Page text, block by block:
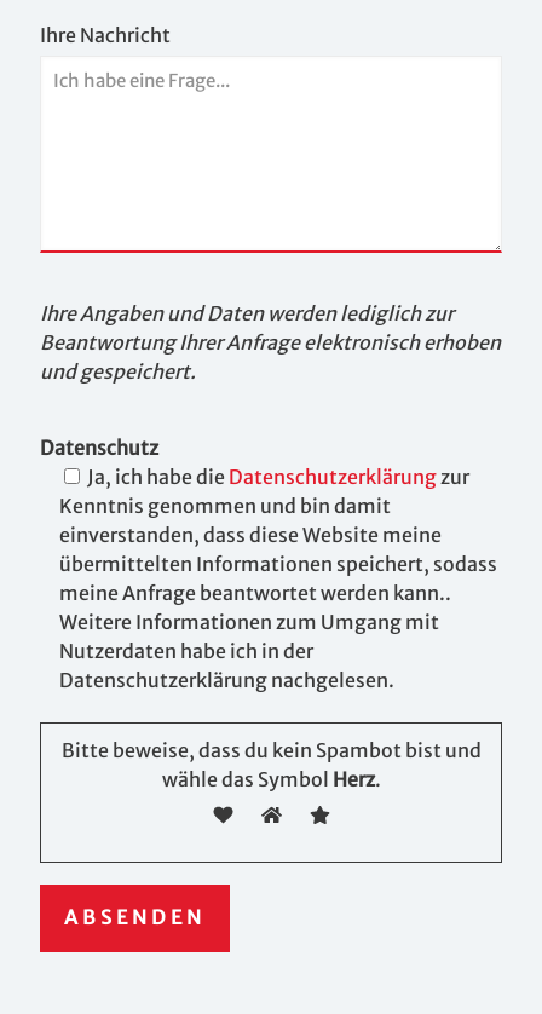
Ihre Nachricht
Ihre Angaben und Daten werden lediglich zur
Beantwortung Ihrer Anfrage elektronisch erhoben
und gespeichert.
Datenschutz
Ja, ich habe die Datenschutzerklärungzur
Kenntnis genommen und bin damit
einverstanden, dass diese Website meine
übermittelten Informationen speichert, sodass
meine Anfrage beantwortet werden kann..
Weitere Informationen zum Umgang mit
Nutzerdaten habe ich in der
Datenschutzerklärung nachgelesen.
Bitte beweise, dass du kein Spambot bist und
wähle das Symbol Herz.